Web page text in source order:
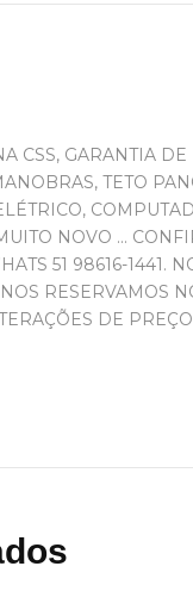
CSS, GARANTIA DE
TETO
NOVO ...
51 98616-1441.
RESERVAMOS
DE